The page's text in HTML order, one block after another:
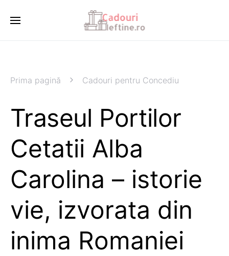
Prima pagină Cadouri pentru Concediu
Traseul Portilor
Cetatii Alba
Carolina – istorie
vie, izvorata din
inima Romaniei